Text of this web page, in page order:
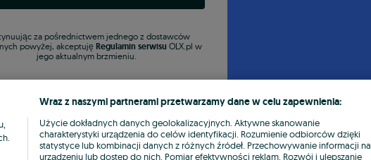
za pośrednictwem jednego z dostawców
powyżej, akceptuję Regulamin serwisu OLX.pl w
jego aktualnym brzmieniu.
Wraz z naszymi partnerami przetwarzamy dane w celu zapewnienia:
Użycie dokładnych danych geolokalizacyjnych. Aktywne skanowanie
charakterystyki urządzenia do celów identyfikacji. Rozumienie odbiorców dzięki
statystyce lub kombinacji danych z różnych źródeł. Przechowywanie informacji na
urządzeniu lub dostęp do nich. Pomiar efektywności reklam. Rozwój i ulepszanie